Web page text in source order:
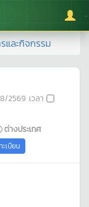
ละกิจกรรม
2569 เวลา
ต่างประเทศ
เบียน